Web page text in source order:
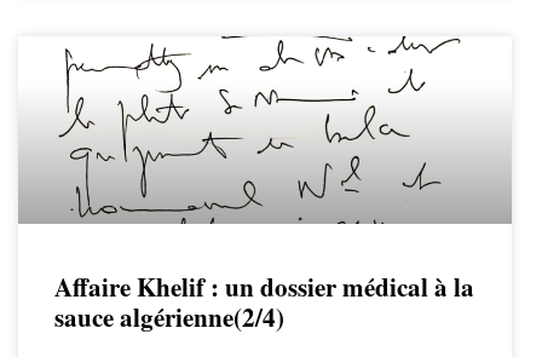
Affaire Khelif : un dossier médical à la
sauce algérienne(2/4)